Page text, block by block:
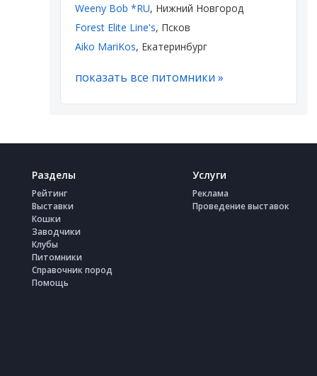
Weeny Bob *RU, Нижний Новгород
Forest Elite Line's, Псков
Aiko MariKos, Екатеринбург
показать все питомники »
Разделы
Рейтинг
Выставки
Кошки
Заводчики
Клубы
Питомники
Справочник пород
Помощь
Услуги
Реклама
Проведение выставок